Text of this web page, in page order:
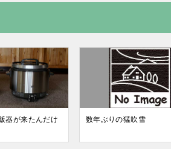
器が来たんだけ
数年ぶりの猛吹雪